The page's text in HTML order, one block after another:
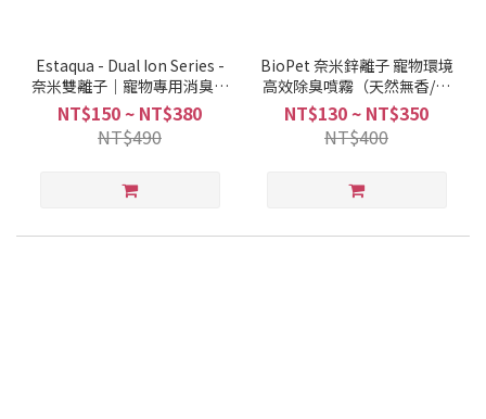
Estaqua - Dual Ion Series -
奈米雙離子｜寵物專用消臭殺
菌持久抗臭型噴霧
NT$150 ~ NT$380
NT$490
BioPet 奈米鋅離子 寵物環境
高效除臭噴霧（天然無香/羅
文沙葉草本）
NT$130 ~ NT$350
NT$400